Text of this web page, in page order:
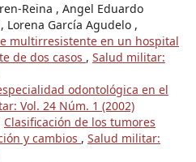
Reina , Angel Eduardo
Lorena García Agudelo ,
multirresistente en un hospital
de dos casos , Salud militar:
odontológica en el
Vol. 24 Núm. 1 (2002)
Clasificación de los tumores
y cambios , Salud militar: